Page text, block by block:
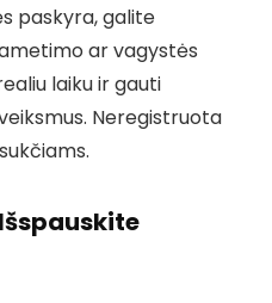
paskyra, galite
ar vagystės
laiku ir gauti
Neregistruota